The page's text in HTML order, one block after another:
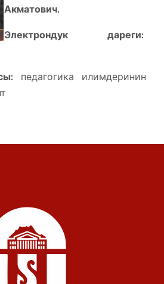
Акматович.
Электрондук дареги:
педагогика илимдеринин